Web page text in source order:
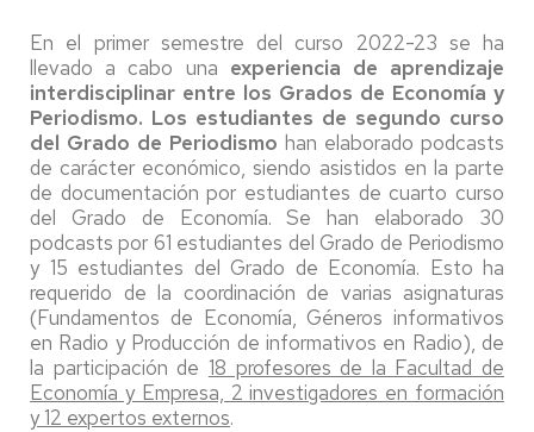
En el primer semestre del curso 2022-23 se ha
llevado a cabo una experiencia de aprendizaje
interdisciplinar entre los Grados de Economía y
Periodismo. Los estudiantes de segundo curso
del Grado de Periodismo han elaborado podcasts
de carácter económico, siendo asistidos en la parte
de documentación por estudiantes de cuarto curso
del Grado de Economía. Se han elaborado 30
podcasts por 61 estudiantes del Grado de Periodismo
y 15 estudiantes del Grado de Economía. Esto ha
requerido de la coordinación de varias asignaturas
(Fundamentos de Economía, Géneros informativos
en Radio y Producción de informativos en Radio), de
la participación de 18 profesores de la Facultad de
Economía y Empresa, 2 investigadores en formación
y 12 expertos externos.